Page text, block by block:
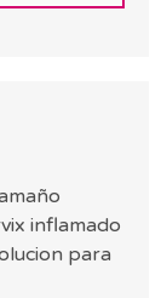
inflamado
para